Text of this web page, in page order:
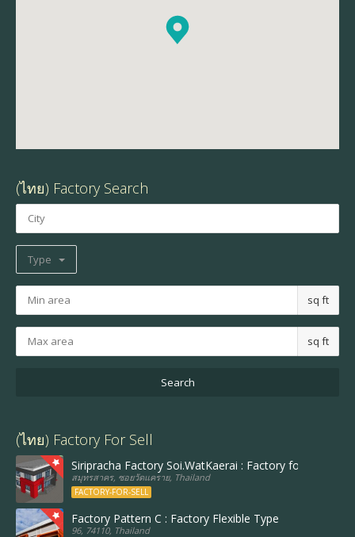
(ไทย) Factory Search
Type
sq ft
sq ft
(ไทย) Factory For Sell
Siripracha Factory Soi.WatKaerai : Factory follow Best
สมุทรสาคร, ซอยวัดแคราย, Thailand
FACTORY-FOR-SELL
Factory Pattern C : Factory Flexible Type
96, 74110, Thailand